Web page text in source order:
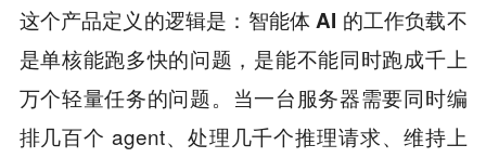
这个产品定义的逻辑是： 智能体 AI 的工作负载不
是单核能跑多快的问题，是能不能同时跑成千上
万个轻量任务的问题。当一台服务器需要同时编
排几百个 agent、处理几千个推理请求、维持上